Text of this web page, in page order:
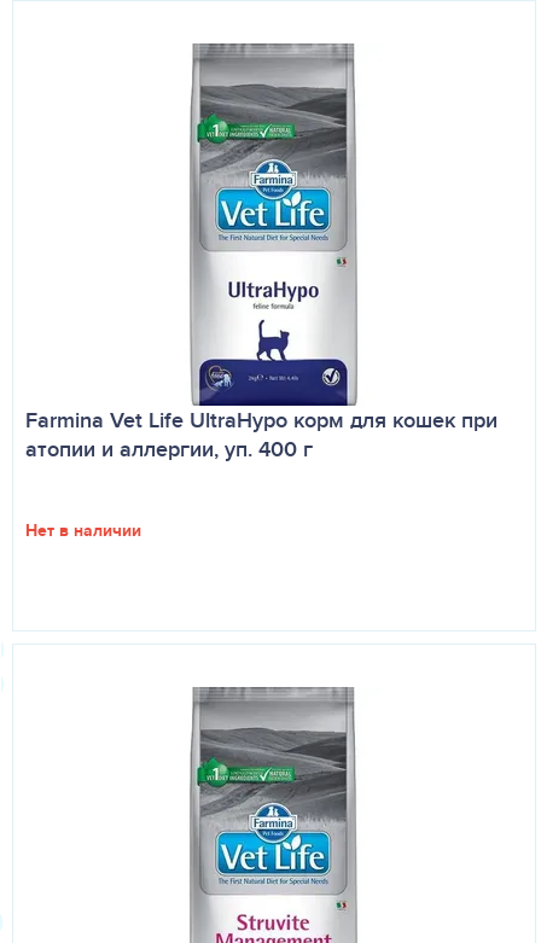
Farmina Vet Life UltraHypo корм для кошек при
атопии и аллергии, уп. 400 г
Нет в наличии